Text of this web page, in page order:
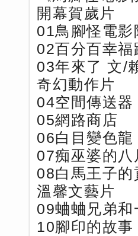
開幕賀歲片
01鳥腳怪電
02百分百幸
03年來了
奇幻動作片
04空間傳送
05網路商店
06白目變色
07痴巫婆的
08白馬王子
溫馨文藝片
09蛐蛐兄弟
10腳印的故